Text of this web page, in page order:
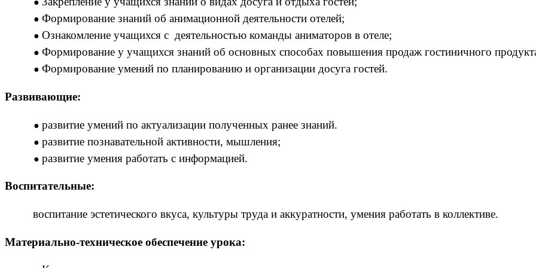
Формирование знаний об анимационной деятельности отелей;
Ознакомление учащихся с деятельностью команды аниматоров в отеле;
Формирование у учащихся знаний об основных способах повышения продаж гостиничного
Формирование умений по планированию и организации досуга гостей.
Развивающие:
развитие умений по актуализации полученных ранее знаний.
развитие познавательной активности, мышления;
развитие умения работать с информацией.
Воспитательные:
воспитание эстетического вкуса, культуры труда и аккуратности, умения работать в коллективе.
Материально-техническое обеспечение урока: